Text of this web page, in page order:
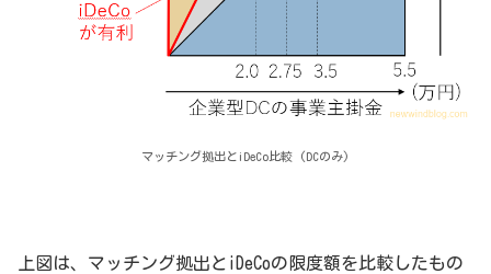
マッチング拠出とiDeCo比較 (DCのみ)
上図は、マッチング拠出とiDeCoの限度額を比較したもの